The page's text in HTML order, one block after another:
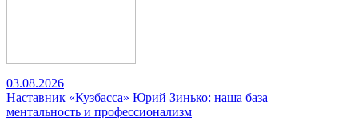
03.08.2026
Наставник «Кузбасса» Юрий Зинько: наша база –
ментальность и профессионализм